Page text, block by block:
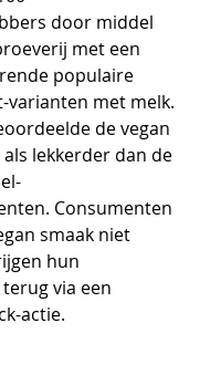
door middel
met een
populaire
varianten met melk.
de vegan
als lekkerder dan de
Consumenten
smaak niet
hun
via een
actie.